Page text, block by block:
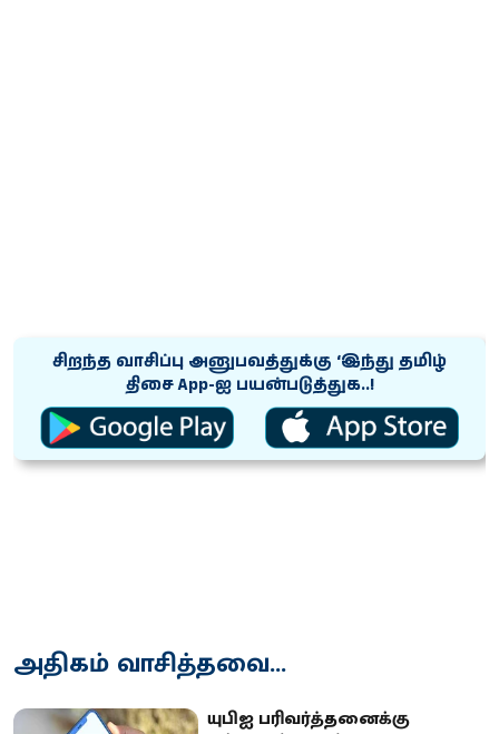
சிறந்த வாசிப்பு அனுபவத்துக்கு ‘இந்து தமிழ்
திசை App-ஐ பயன்படுத்துக..!
அதிகம் வாசித்தவை...
யுபிஐ பரிவர்த்தனைக்கு